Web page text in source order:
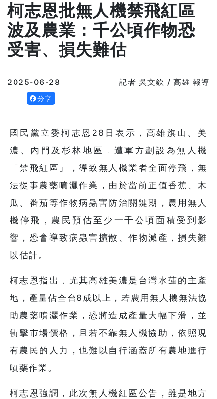
柯志恩批無人機禁飛紅區
波及農業：千公頃作物恐
受害、損失難估
2025-06-28 記者 吳文欽 / 高雄 報導
分享
國民黨立委柯志恩28日表示，高雄旗山、美
濃、內門及杉林地區，遭軍方劃設為無人機
「禁飛紅區」，導致無人機業者全面停飛，無
法從事農藥噴灑作業，由於當前正值香蕉、木
瓜、番茄等作物病蟲害防治關鍵期，農用無人
機停飛，農民預估至少一千公頃面積受到影
響，恐會導致病蟲害擴散、作物減產，損失難
以估計。
柯志恩指出，尤其高雄美濃是台灣水蓮的主產
地，產量佔全台8成以上，若農用無人機無法協
助農藥噴灑作業，恐將造成產量大幅下滑，並
衝擊市場價格，且若不靠無人機協助，依照現
有農民的人力，也難以自行涵蓋所有農地進行
噴藥作業。
柯志恩強調，此次無人機紅區公告，雖是地方